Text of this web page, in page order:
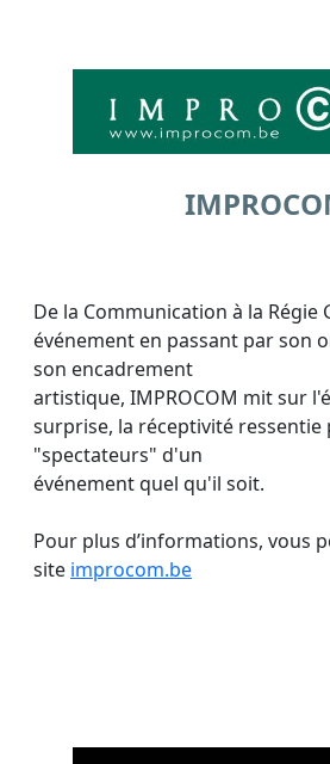
De la Communication à la Régie
événement en passant par son
son encadrement
artistique, IMPROCOM mit sur
surprise, la réceptivité ressentie
"spectateurs" d'un
événement quel qu'il soit.
Pour plus d’informations, vous
site improcom.be